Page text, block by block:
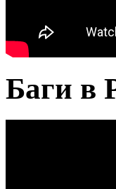
Баги в